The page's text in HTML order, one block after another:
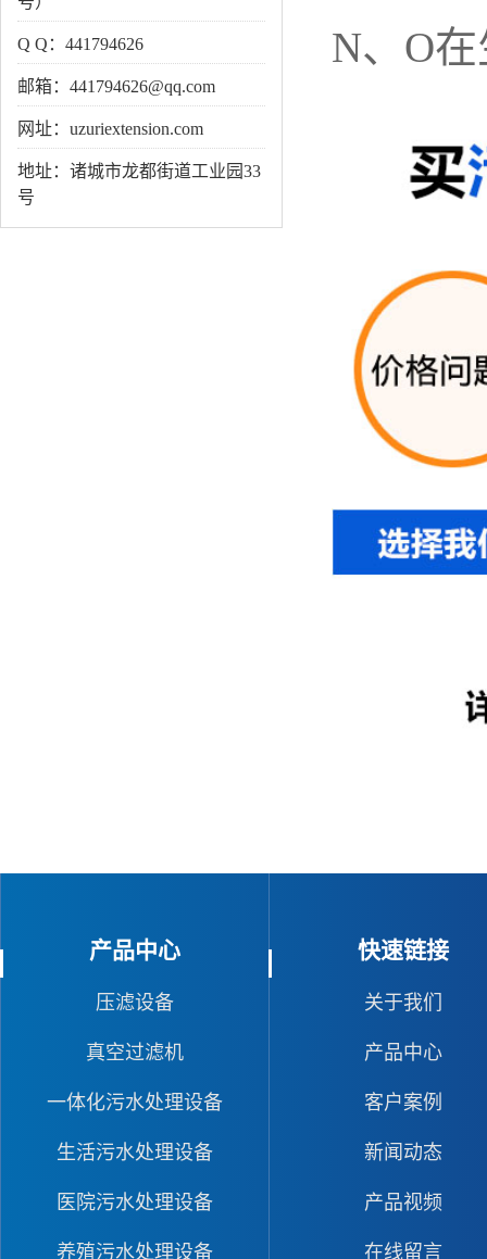
Q Q：441794626
邮箱：441794626@qq.com
网址：uzuriextension.com
地址：诸城市龙都街道工业园33
号
N、 O
产品中心
压滤设备
真空过滤机
一体化污水处理设备
生活污水处理设备
医院污水处理设备
养殖污水处理设备
快速链接
关于我们
产品中心
客户案例
新闻动态
产品视频
在线留言